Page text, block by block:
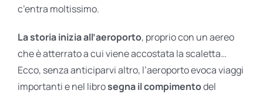
c’entra moltissimo.
La storia inizia all’aeroporto, proprio con un aereo
che è atterrato a cui viene accostata la scaletta…
Ecco, senza anticiparvi altro, l’aeroporto evoca viaggi
importanti e nel librosegna il compimentodel